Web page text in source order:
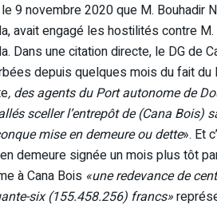
le 9 novembre 2020 que M. Bouhadir
avait engagé les hostilités contre
Dans une citation directe, le DG de
depuis quelques mois du fait du
, des agents du Port autonome de
sceller l’entrepôt de (Cana Bois)
mise en demeure ou dette». Et
demeure signée un mois plus tôt
à Cana Bois «une redevance de
six (155.458.256) francs»